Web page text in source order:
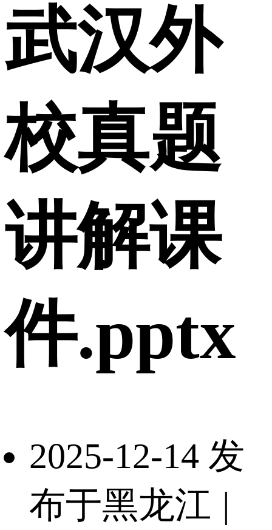
武汉外
校真题
讲解课
件.pptx
2025-12-14 发
布于黑龙江 |